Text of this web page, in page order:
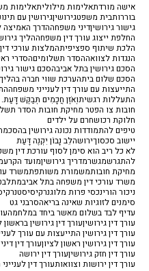
אישה מורדתאלימות מילוליתאלימות
בוררותבית משפטגירושיןגירושין עם
גישור גירושיןדיני משפחההדרך האמיצה
החלפת ייצוג עורך דין משפחההליך
הלכת שיתוף ספציפיתהמלצות עורכי
הנגדות לצוואההסדר תשלומיםהסדרי
הסכם גירושין בתל אביבהסכם גישור
הסכם שלום ביתהערכת שווי חברה בהליך
התייעצות עם עורך דין לענייני משפחה
התעללות רגשיתוְאֹזֶן חֲכָמִים תְּבַקֶּשׁ דָּעַת.
חובות צו הפטר מחיקת חובות הסדר
חלוקת רכושחרם על ילדים
טיפים להתמודדות נכונה גירושין
יישוב סכסוךירושהלֵב נָבוֹן יִקְנֶה דָּעַת
להתגרשמגשרמדריך גירושיןמועד הקרע
מחיקת חובותמשמורת משותפתמשרד
משרד עורכי דין משפחה בתל אביב
ניכור הורינכסי פרות מלוגנרקיסיסט
סימנים לזוגיות שאינה בריאהסרבני גט
עדיף לבד בשלום מאשר ביחד במלחמה
עורך דין גירושיןעורך דין גירושין בראשון
עורך דין גירושין ראשון לציוןעורך דין
עורך דין חזק גירושיןעורך דין ירושה
עורך דין ירושות וצוואותעורך דין